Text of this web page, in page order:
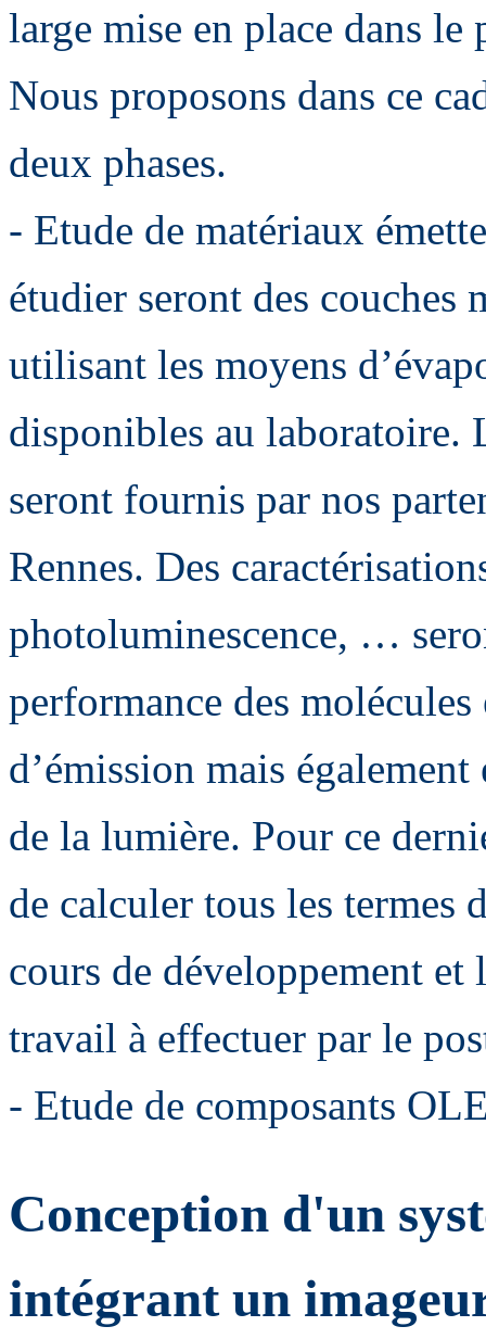
large mise en place dans
Nous proposons dans ce
deux phases.
- Etude de matériaux
étudier seront des couches
utilisant les moyens
disponibles au laboratoire.
seront fournis par nos
Rennes. Des
photoluminescence, …
performance des
d’émission mais
de la lumière. Pour ce
de calculer tous les termes
cours de développement
travail à effectuer par le
- Etude de composants
Conception d'un
intégrant un